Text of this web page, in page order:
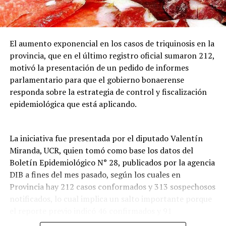
El aviso naranja, que implica riesgo de fenómenos
peligrosos para la población y la infraestructura, rige
para sectores de Buenos Aires (incluido el AMBA), Entre
Ríos, Santa Fe, Córdoba y Corrientes, donde se prevén
El aumento exponencial en los casos de triquinosis en la
provincia, que en el último registro oficial sumaron 212,
motivó la presentación de un pedido de informes
parlamentario para que el gobierno bonaerense
responda sobre la estrategia de control y fiscalización
epidemiológica que está aplicando.
La iniciativa fue presentada por el diputado Valentín
Miranda, UCR, quien tomó como base los datos del
Boletín Epidemiológico N° 28, publicados por la agencia
DIB a fines del mes pasado, según los cuales en
Provincia hay 212 casos conformados y 313 sospechosos
notificados, lo cual implica un salto importante porque
reportados.